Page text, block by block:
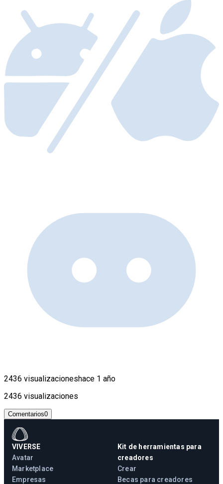
2436 visualizacioneshace 1 año
2436 visualizaciones
Comentarios0
VIVERSE
Avatar
Marketplace
Empresas
Kit de herramientas para
creadores
Crear
Becas para creadores